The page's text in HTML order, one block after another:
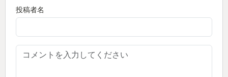
ためプレイヤーは見ていることしかできませんが、
ユニット毎に行動優先条件を設定できます。
投稿者名